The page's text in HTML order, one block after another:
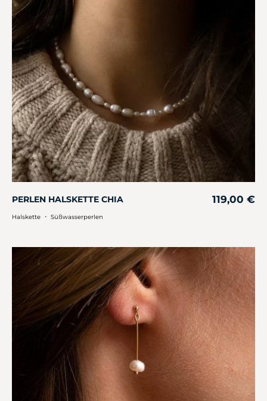
PERLEN HALSKETTE CHIA 119,00 €
Halskette ・ Süßwasserperlen